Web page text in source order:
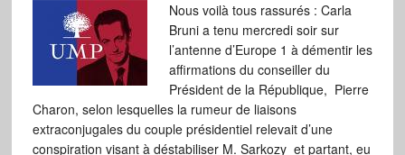
Nous voilà tous rassurés : Carla
Bruni a tenu mercredi soir sur
l’antenne d’Europe 1 à démentir les
affirmations du conseiller du
Président de la République, Pierre
Charon, selon lesquelles la rumeur de liaisons
extraconjugales du couple présidentiel relevait d’une
conspiration visant à déstabiliser M. Sarkozy et partant, eu